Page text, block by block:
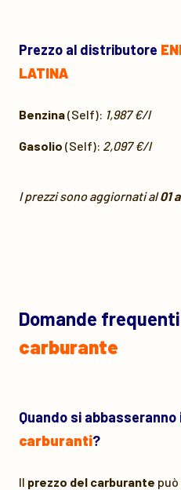
Prezzo al distributore
LATINA
Benzina(Self): 1,987 €/l
Gasolio (Self): 2,097 €/l
I prezzi sono aggiornati al01
Domande
carburante
Quando si abbasseranno
carburanti?
Il prezzo del carburante